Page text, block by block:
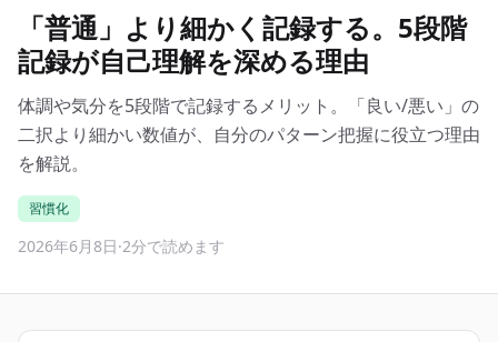
「普通」より細かく記録する。5段階
記録が自己理解を深める理由
体調や気分を5段階で記録するメリット。「良い/悪い」の
二択より細かい数値が、自分のパターン把握に役立つ理由
を解説。
習慣化
2026年6月8日·2分で読めます